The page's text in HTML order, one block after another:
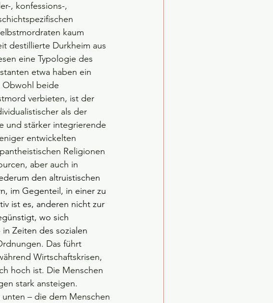
, konfessions-,
kaum
destillierte Durkheim aus
eine Typologie des
etwa haben ein
Obwohl beide
verbieten, ist der
als der
und stärker integrierende
entwickelten
Religionen
aber auch in
den altruistischen
im Gegenteil, in einer zu
ist es, anderen nicht zur
wo sich
Zeiten des sozialen
Das führt
Wirtschaftskrisen,
hoch ist. Die Menschen
stark ansteigen.
– die dem Menschen